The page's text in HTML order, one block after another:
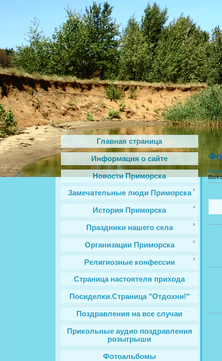
Главная страница
Информация о сайте
Новости Приморска
Замечательные люди Приморска
История Приморска
Праздники нашего села
Организации Приморска
Религиозные конфессии
Cтраница настоятеля прихода
Посиделки.Страница "Отдохни!"
Поздравления на все случаи
Прикольные аудио поздравления
розыгрыши
Фотоальбомы